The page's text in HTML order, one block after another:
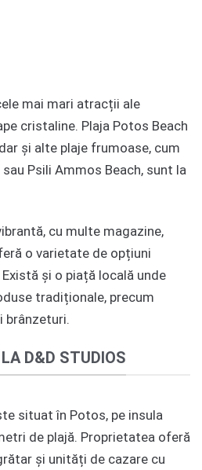
mai mari atracții ale
cristaline. Plaja Potos Beach
și alte plaje frumoase, cum
Psili Ammos Beach, sunt la
cu multe magazine,
o varietate de opțiuni
și o piață locală unde
tradiționale, precum
brânzeturi.
D&D STUDIOS
situat în Potos, pe insula
de plajă. Proprietatea oferă
și unități de cazare cu